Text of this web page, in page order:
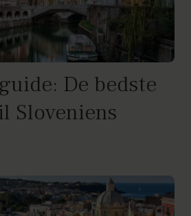
De bedste
Sloveniens